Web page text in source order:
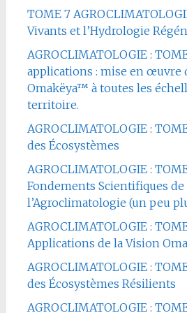
TOME 7
Vivants et l’Hydrologie
AGROCLIMATOLOGIE :
applications : mise en œuvre
Omakëya™ à toutes les
territoire.
AGROCLIMATOLOGIE :
des Écosystèmes
AGROCLIMATOLOGIE :
Fondements Scientifiques de
l’Agroclimatologie (un peu
AGROCLIMATOLOGIE :
Applications de la Vision
AGROCLIMATOLOGIE :
des Écosystèmes Résilients
AGROCLIMATOLOGIE :